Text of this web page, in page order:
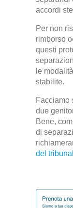
accordi
Per non
rimborso
questi
le
stabilite.
Facciamo
due
Bene,
di
del